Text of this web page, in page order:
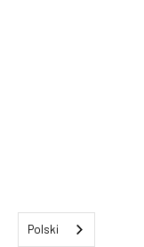
Polski